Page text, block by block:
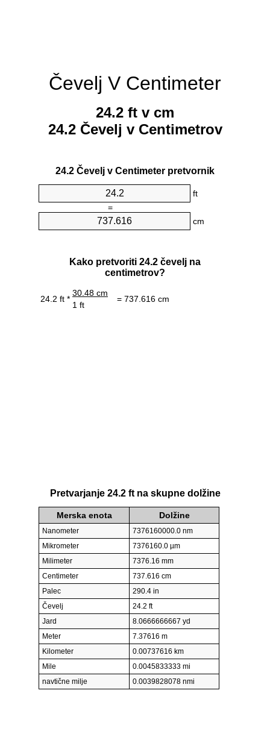
Čevelj V Centimeter
24.2 ft v cm
24.2 Čevelj v Centimetrov
24.2 Čevelj v Centimeter pretvornik
ft
=
cm
Kako pretvoriti 24.2 čevelj na
centimetrov?
24.2 ft *
30.48 cm
= 737.616 cm
1 ft
Pretvarjanje 24.2 ft na skupne dolžine
Merska enota Dolžine
Nanometer
7376160000.0 nm
Mikrometer
7376160.0 µm
Milimeter
7376.16 mm
Centimeter
737.616 cm
Palec
290.4 in
Čevelj
24.2 ft
Jard
8.0666666667 yd
Meter
7.37616 m
Kilometer
0.00737616 km
Mile
0.0045833333 mi
navtične milje
0.0039828078 nmi